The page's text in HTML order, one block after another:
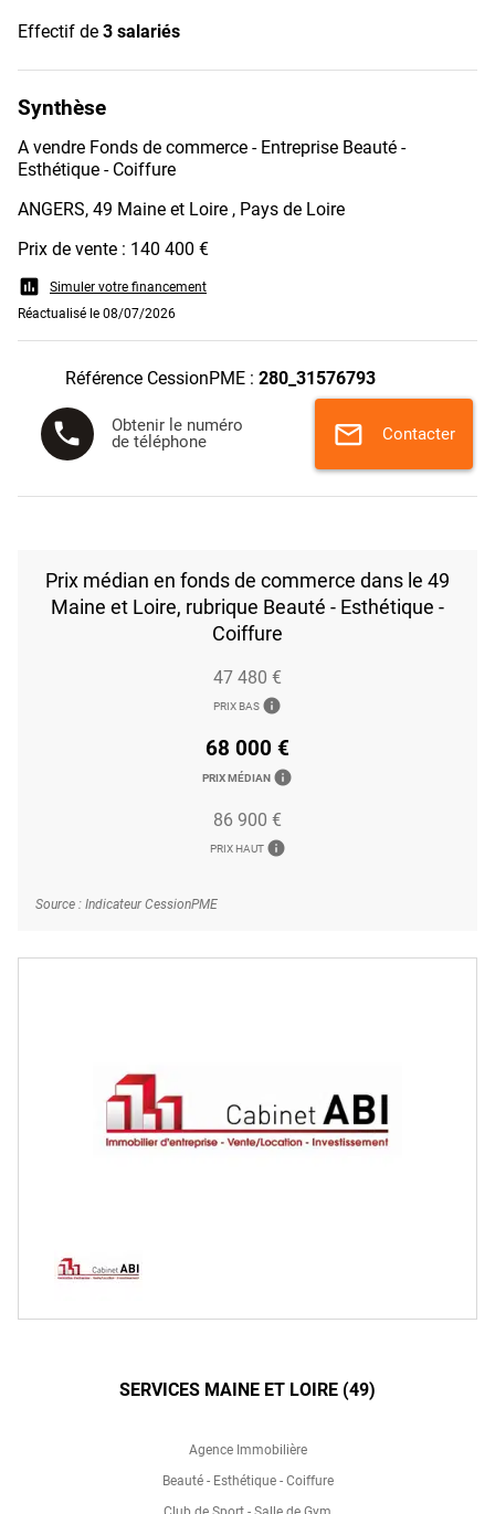
Effectif de 3 salariés
Synthèse
A vendre Fonds de commerce - Entreprise Beauté -
Esthétique - Coiffure
ANGERS, 49 Maine et Loire , Pays de Loire
Prix de vente : 140 400 €
assessment
Simuler votre financement
Réactualisé le 08/07/2026
Référence CessionPME : 280_31576793
phone
Obtenir le numéro
de téléphone
mail Contacter
Prix médian en fonds de commerce dans le 49
Maine et Loire, rubrique Beauté - Esthétique -
Coiffure
47 480 €
PRIX BAS info
68 000 €
PRIX MÉDIAN info
86 900 €
PRIX HAUT info
Source : Indicateur CessionPME
SERVICES MAINE ET LOIRE (49)
Agence Immobilière
Beauté - Esthétique - Coiffure